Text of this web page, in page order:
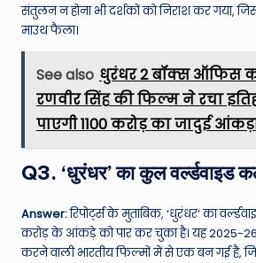
संतुलन न होना भी दर्शकों को निराश कर गया,
माउथ फैला।
See also धुरंधर 2 बॉक्स ऑफिस
रणवीर सिंह की फिल्म ने रचा
पाएगी 1100 करोड़ का जादुई
Q3. ‘धुरंधर’ का कुल वर्ल्डवाइड
Answer:रिपोर्ट्स के मुताबिक, ‘धुरंधर’ का
करोड़ के आंकड़े को पार कर चुका है। यह 2025-
करने वाली भारतीय फिल्मों में से एक बन गई है,